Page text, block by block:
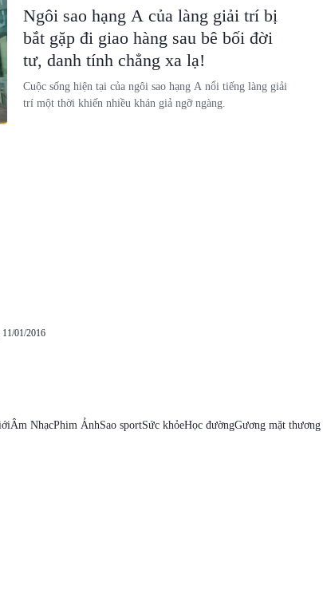
Ngôi sao hạng A của làng giải trí bị
bắt gặp đi giao hàng sau bê bối đời
tư, danh tính chẳng xa lạ!
Cuộc sống hiện tại của ngôi sao hạng A nổi tiếng làng giải
trí một thời khiến nhiều khán giả ngỡ ngàng.
01/2016
Âm NhạcPhim ẢnhSao sportSức khỏeHọc đườngGương mặt thương